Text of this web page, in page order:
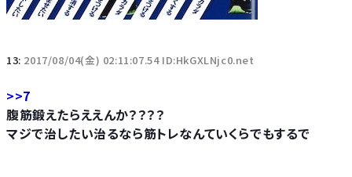
13: 2017/08/04(金) 02:11:07.54 ID:HkGXLNjc0.net
>>7
腹筋鍛えたらええんか？？？？
マジで治したい治るなら筋トレなんていくらでもするで